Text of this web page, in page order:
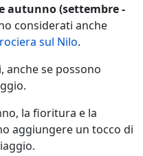
autunno (settembre -
considerati anche
sul Nilo.
anche se possono
la fioritura e la
aggiungere un tocco di